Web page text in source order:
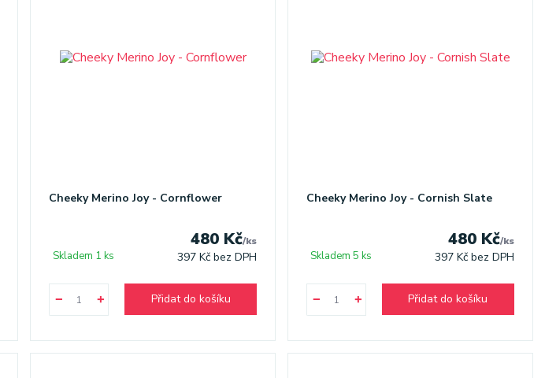
Cheeky Merino Joy - Cornflower
480 Kč/ks
397 Kčbez DPH
Skladem 1 ks
Přidat do košíku
Cheeky Merino Joy - Cornish Slate
480 Kč/ks
397 Kč bez DPH
Skladem 5 ks
Přidat do košíku